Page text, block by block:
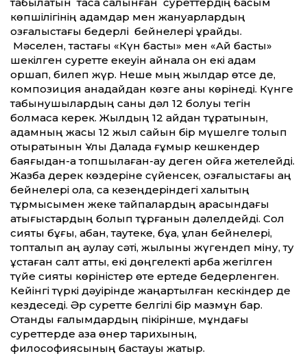
табылатын тасқа салынған суреттердің басым
көпшілігінің адамдар мен жануарлардың
қозғалыстағы бедерлі бейнелері құрайды.
Мәселен, тастағы «Күн басты» мен «Ай басты»
шекілген суретте екеуін айнала он екі адам
қоршап, билеп жүр. Неше мың жылдар өтсе де,
композиция анадайдан көзге анық көрінеді. Күнге
табынушылардың саны дәл 12 болуы тегін
болмаса керек. Жылдың 12 айдан тұратынын,
адамның жасы 12 жыл сайын бір мүшелге толып
отыратынын Ұлы Далада ғұмыр кешкендер
баяғыдан-ақ топшылаған-ау деген ойға жетелейді.
Жазба дерек көздеріне сүйенсек, қозғалыстағы аң
бейнелері қола, сақ кезеңдеріндегі халықтың
тұрмысымен жеке тайпалардың арасындағы
қақтығыстардың болып тұрғанын дәлелдейді. Сол
сияқты бұғы, қабан, таутеке, бұқа, құлан бейнелері,
топталып аң аулау сәті, жылқыны жүгендеп міну, ту
ұстаған салт атты, екі дөңгелекті арба жегілген
түйе сияқты көріністер өте ертеде бедерленген.
Кейінгі түркі дәуірінде жаңартылған кескіндер де
кездеседі. Әр суретте белгілі бір мазмұн бар.
Отандық ғалымдардың пікірінше, мұндағы
суреттерде қазақ өнер тарихының,
философиясының бастауы жатыр.